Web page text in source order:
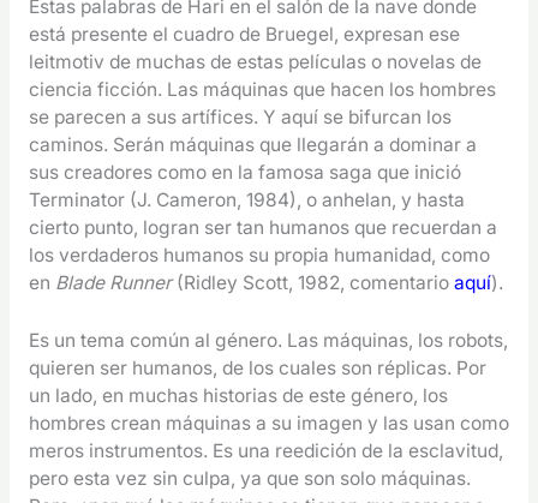
Estas palabras de Hari en el salón de la nave donde
está presente el cuadro de Bruegel, expresan ese
leitmotiv de muchas de estas películas o novelas de
ciencia ficción. Las máquinas que hacen los hombres
se parecen a sus artífices. Y aquí se bifurcan los
caminos. Serán máquinas que llegarán a dominar a
sus creadores como en la famosa saga que inició
Terminator (J. Cameron, 1984), o anhelan, y hasta
cierto punto, logran ser tan humanos que recuerdan a
los verdaderos humanos su propia humanidad, como
en Blade Runner(Ridley Scott, 1982, comentario aquí).
Es un tema común al género. Las máquinas, los robots,
quieren ser humanos, de los cuales son réplicas. Por
un lado, en muchas historias de este género, los
hombres crean máquinas a su imagen y las usan como
meros instrumentos. Es una reedición de la esclavitud,
pero esta vez sin culpa, ya que son solo máquinas.